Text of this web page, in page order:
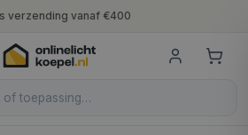
verzending vanaf €400
fabrieksgarantie
productie
of toepassing…